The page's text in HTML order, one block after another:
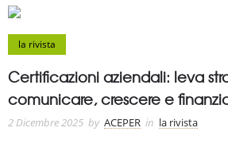
la rivista
Certificazioni aziendali: leva
comunicare, crescere e
2 Dicembre 2025 by ACEPER in la rivista